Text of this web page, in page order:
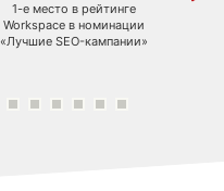
1-е место в рейтинге
Workspace в номинации
«Лучшие SEO-кампании»